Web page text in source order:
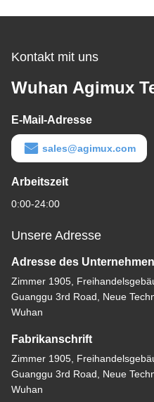
Kontakt mit uns
Wuhan Agimux
E-Mail-Adresse
sales@agimux.com
Arbeitszeit
0:00-24:00
Unsere Adresse
Adresse des
Zimmer 1905,
Guanggu 3rd Road, Neue
Wuhan
Fabrikanschrift
Zimmer 1905,
Guanggu 3rd Road, Neue
Wuhan